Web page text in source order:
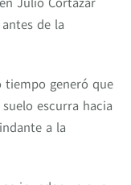
de la
generó que
escurra hacia
a la